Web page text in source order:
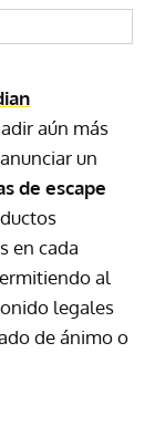
aún más
un
de escape
en cada
al
legales
de ánimo o